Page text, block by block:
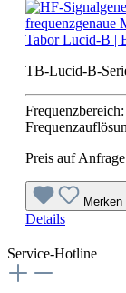
Tabor Lucid-B |
TB-Lucid-B-
Preis auf Anfrage
Merken
Details
Service-Hotline